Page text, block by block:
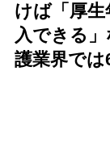
けば「厚
入できる
護業界では